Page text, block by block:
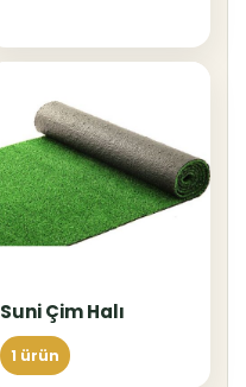
Suni Çim Halı
1 ürün